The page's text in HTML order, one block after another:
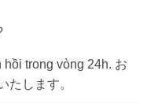
trong vòng 24h. お
たします。